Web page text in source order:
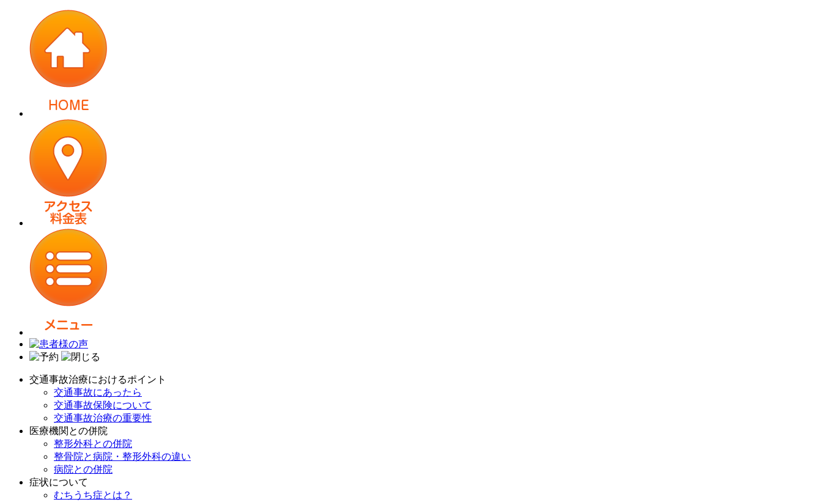
交通事故治療におけるポイント
交通事故にあったら
交通事故保険について
交通事故治療の重要性
医療機関との併院
整形外科との併院
整骨院と病院・整形外科の違い
病院との併院
症状について
むちうち症とは？